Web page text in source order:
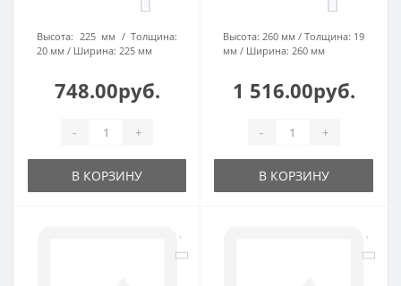
Высота: 225 мм
Толщина:
20 мм
Ширина: 225 мм
748.00руб.
- +
В КОРЗИНУ
Высота: 260 мм Толщина: 19
мм
Ширина: 260 мм
1 516.00руб.
- +
В КОРЗИНУ